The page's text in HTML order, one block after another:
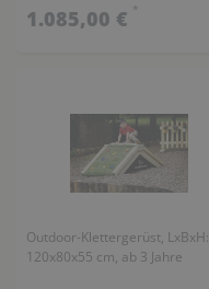
1.085,00 € *
Outdoor-Klettergerüst, LxBxH:
120x80x55 cm, ab 3 Jahre